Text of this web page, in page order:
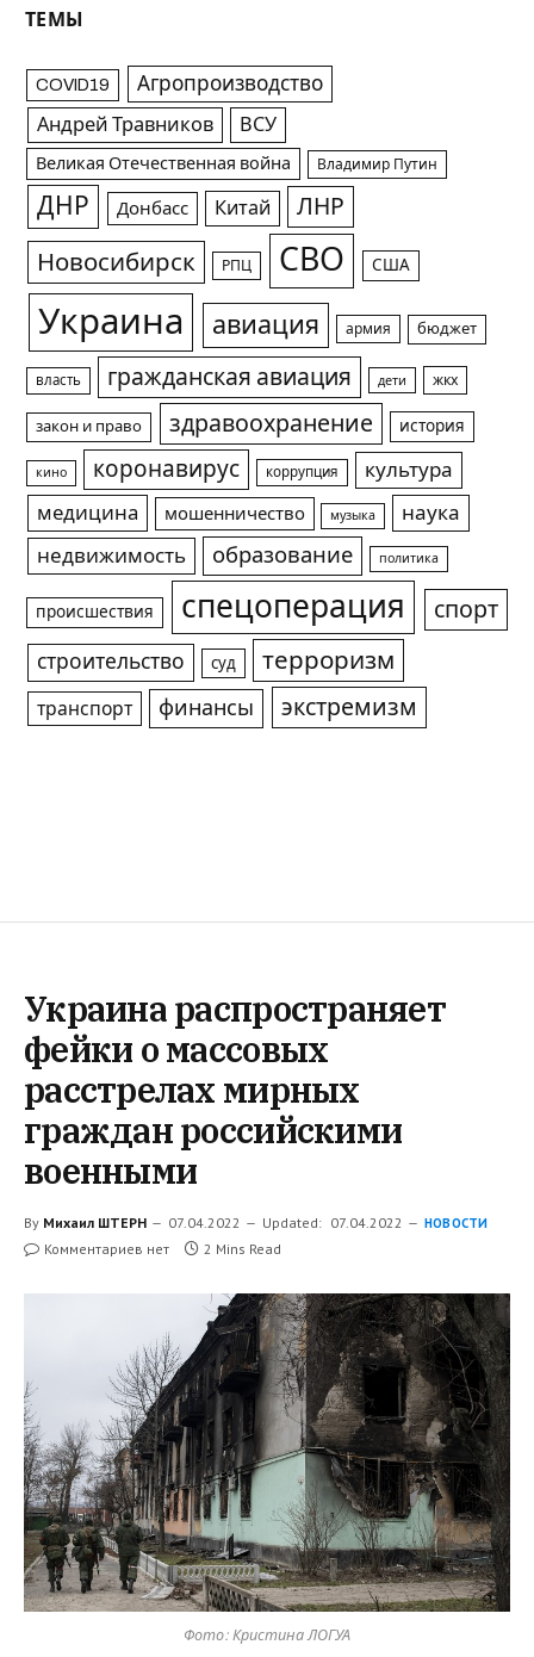
ТЕМЫ
COVID19 Агропроизводство
Андрей Травников ВСУ
Великая Отечественная война Владимир Путин
ДНР Донбасс Китай ЛНР
Новосибирск РПЦ СВО США
Украина авиация армия бюджет
власть гражданская авиация дети жкх
закон и право здравоохранение история
кино коронавирус коррупция
культура
медицина
мошенничество музыка
наука
недвижимость
образование политика
происшествия спецоперация спорт
строительство суд терроризм
транспорт финансы экстремизм
Украина распространяет
фейки о массовых
расстрелах мирных
граждан российскими
военными
By Михаил ШТЕРН 07.04.2022 Updated: 07.04.2022 НОВОСТИ
Комментариев нет 2 Mins Read
Фото: Кристина ЛОГУА